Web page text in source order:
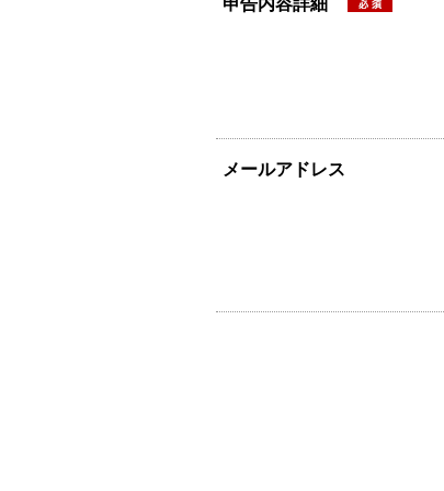
申告内容詳細
メールアドレス